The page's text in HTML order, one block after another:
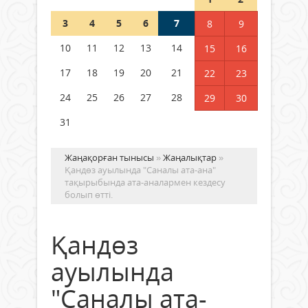
Германия аптап ыстыққа
бастады
04 тамыз 2026 ж.
3
4 5 6 7 8
9
10
11 12 13 14 15
16
17
18 19 20 21 22
23
24
25 26 27 28 29
30
31
Жаңақорған тынысы »Жаңалықтар »
Қандөз ауылында "Саналы ата-ана"
тақырыбында ата-аналармен кездесу
болып өтті.
Қандөз
ауылында
"Саналы ата-